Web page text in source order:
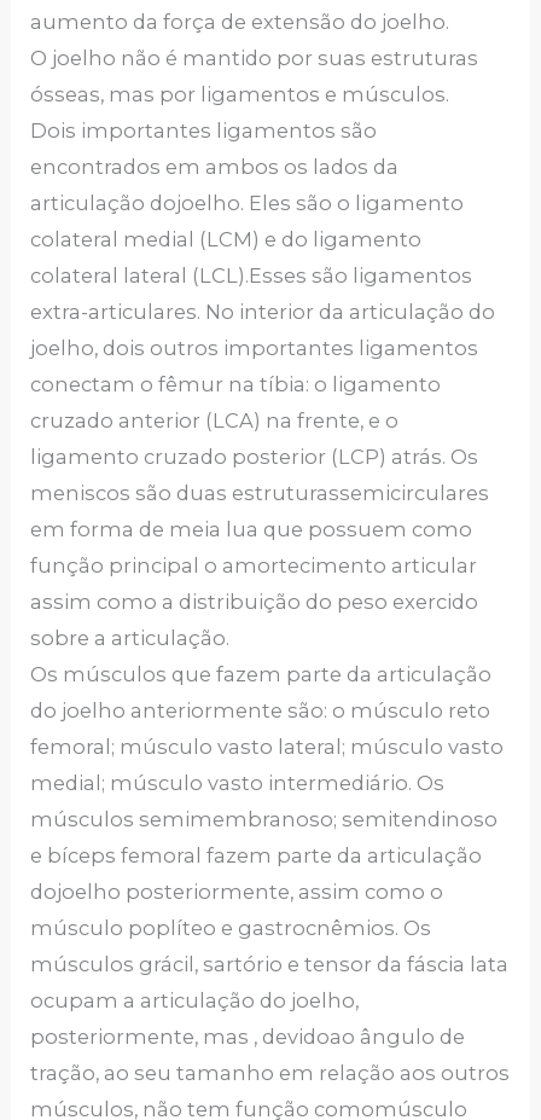
aumento da força de extensão do joelho.
O joelho não é mantido por suas estruturas
ósseas, mas por ligamentos e músculos.
Dois importantes ligamentos são
encontrados em ambos os lados da
articulação dojoelho. Eles são o ligamento
colateral medial (LCM) e do ligamento
colateral lateral (LCL).Esses são ligamentos
extra-articulares. No interior da articulação do
joelho, dois outros importantes ligamentos
conectam o fêmur na tíbia: o ligamento
cruzado anterior (LCA) na frente, e o
ligamento cruzado posterior (LCP) atrás. Os
meniscos são duas estruturassemicirculares
em forma de meia lua que possuem como
função principal o amortecimento articular
assim como a distribuição do peso exercido
sobre a articulação.
Os músculos que fazem parte da articulação
do joelho anteriormente são: o músculo reto
femoral; músculo vasto lateral; músculo vasto
medial; músculo vasto intermediário. Os
músculos semimembranoso; semitendinoso
e bíceps femoral fazem parte da articulação
dojoelho posteriormente, assim como o
músculo poplíteo e gastrocnêmios. Os
músculos grácil, sartório e tensor da fáscia lata
ocupam a articulação do joelho,
posteriormente, mas , devidoao ângulo de
tração, ao seu tamanho em relação aos outros
músculos, não tem função comomúsculo